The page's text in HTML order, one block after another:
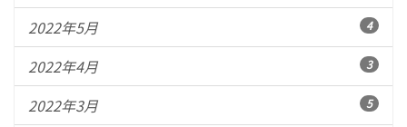
2022年5月 4
2022年4月 3
2022年3月 5